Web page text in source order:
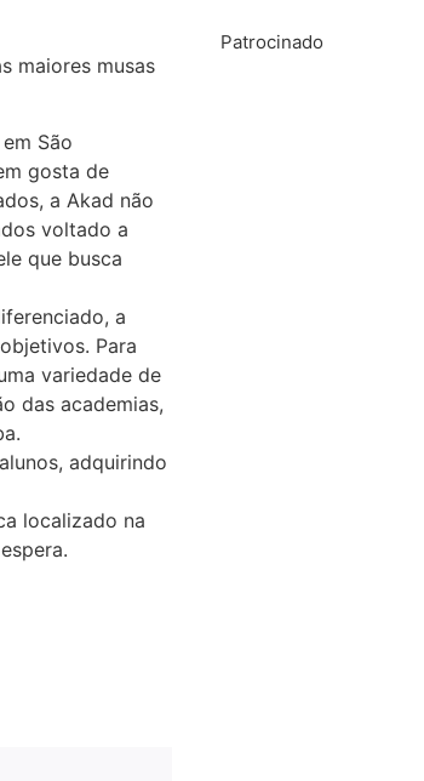
maiores musas
São
gosta de
a Akad não
voltado a
que busca
a
Para
variedade de
das academias,
adquirindo
localizado na
Patrocinado